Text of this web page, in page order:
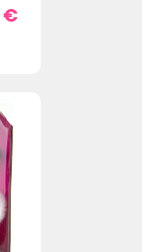
€